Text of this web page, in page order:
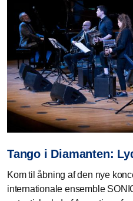
Tango i Diamanten:
Kom til åbning af den nye
internationale ensemble